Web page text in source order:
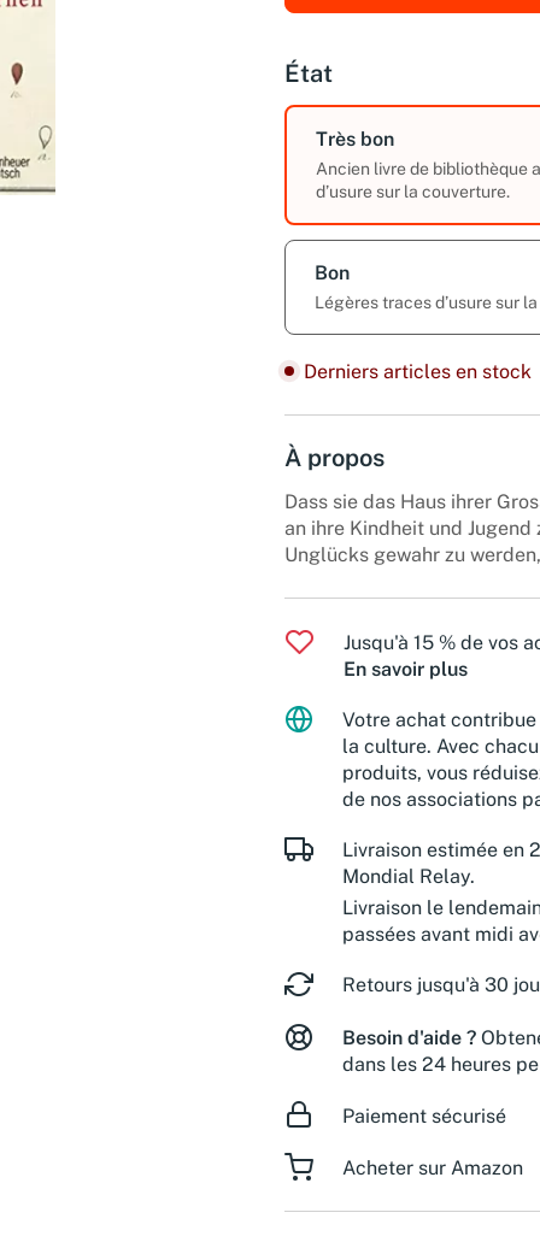
État
Très bon
Ancien livre de bibliothèque
d’usure sur la couverture.
Bon
Légères traces d’usure sur
Derniers articles en stock
À propos
Dass sie das Haus ihrer
an ihre Kindheit und
Unglücks gewahr zu
Jusqu'à 15 % de vos
En savoir plus
Votre achat
la culture. Avec
produits, vous
de nos associations
Livraison estimée en
Mondial Relay.
Livraison le
passées avant midi
Retours jusqu'à 30
Besoin d'aide ?
dans les 24 heures
Paiement sécurisé
Acheter sur Amazon